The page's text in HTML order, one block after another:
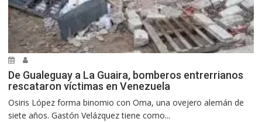
De Gualeguay a La Guaira, bomberos entrerrianos
rescataron víctimas en Venezuela
Osiris López forma binomio con Oma, una ovejero alemán de
siete años. Gastón Velázquez tiene como...